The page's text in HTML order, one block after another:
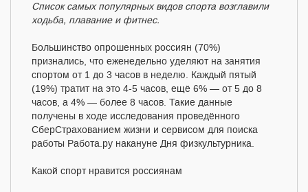
Список самых популярных видов спорта возглавили
ходьба, плавание и фитнес.
Большинство опрошенных россиян (70%)
признались, что еженедельно уделяют на занятия
спортом от 1 до 3 часов в неделю. Каждый пятый
(19%) тратит на это 4-5 часов, ещё 6% — от 5 до 8
часов, а 4% — более 8 часов. Такие данные
получены в ходе исследования проведённого
СберСтрахованием жизни и сервисом для поиска
работы Работа.ру накануне Дня физкультурника.
Какой спорт нравится россиянам